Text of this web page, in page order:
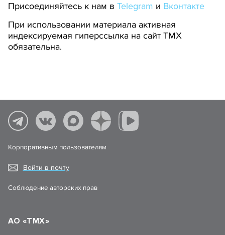
Присоединяйтесь к нам в Telegram и Вконтакте
При использовании материала активная
индексируемая гиперссылка на сайт ТМХ
обязательна.
Корпоративным пользователям
Войти в почту
Соблюдение авторских прав
АО «ТМХ»